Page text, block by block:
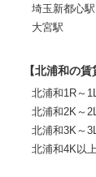
埼玉新都心駅
大宮駅
【北浦和の賃
北浦和1R～
北浦和2K～
北浦和3K～
北浦和4K以